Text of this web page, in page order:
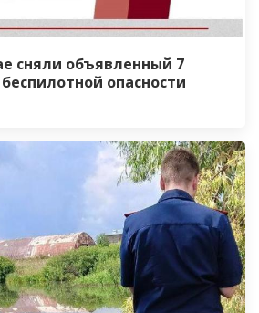
сняли объявленный 7
опасности